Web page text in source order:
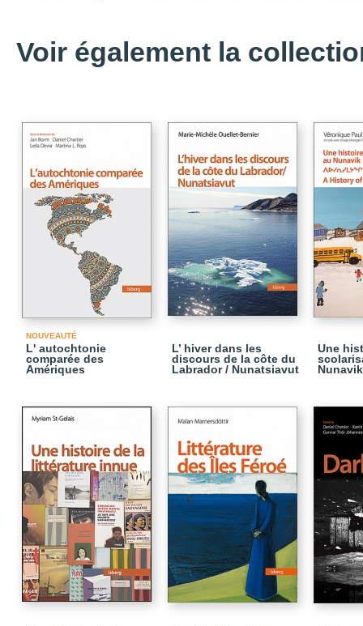
Voir également la
NOUVEAUTÉ
L' autochtonie
comparée des
Amériques
L’ hiver dans les
discours de la côte du
Labrador / Nunatsiavut
Une
Nunavik